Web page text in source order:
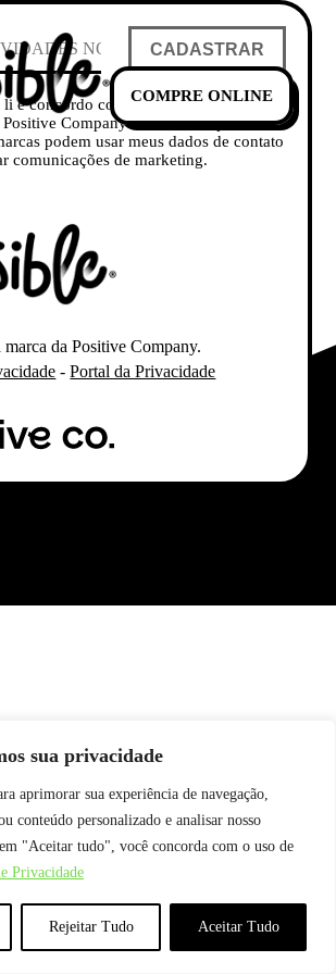
sua privacidade
aprimorar sua experiência de navegação,
conteúdo personalizado e analisar nosso
"Aceitar tudo", você concorda com o uso de
Privacidade
Rejeitar Tudo Aceitar Tudo
COMPRE ONLINE
CADASTRAR
e concordo com a Política de
Company e concordo que o
podem usar meus dados de contato
comunicações de marketing.
marca da Positive Company.
-Portal da Privacidade